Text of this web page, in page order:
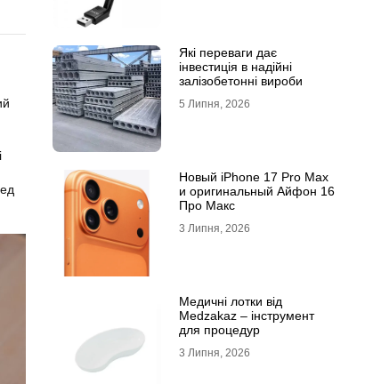
Які переваги дає
інвестиція в надійні
залізобетонні вироби
5 Липня, 2026
Новый iPhone 17 Pro Max
и оригинальный Айфон 16
Про Макс
3 Липня, 2026
Медичні лотки від
Medzakaz – інструмент
для процедур
3 Липня, 2026